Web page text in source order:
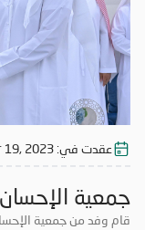
عقدت في: 19, 2023
جمعية الإحسان
قام وفد من جمعية